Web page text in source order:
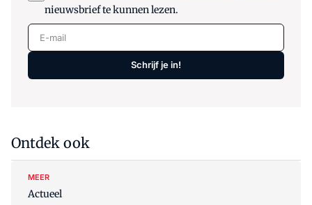
nieuwsbrief te kunnen lezen.
E-mail
Schrijf je in!
Ontdek ook
MEER
Actueel